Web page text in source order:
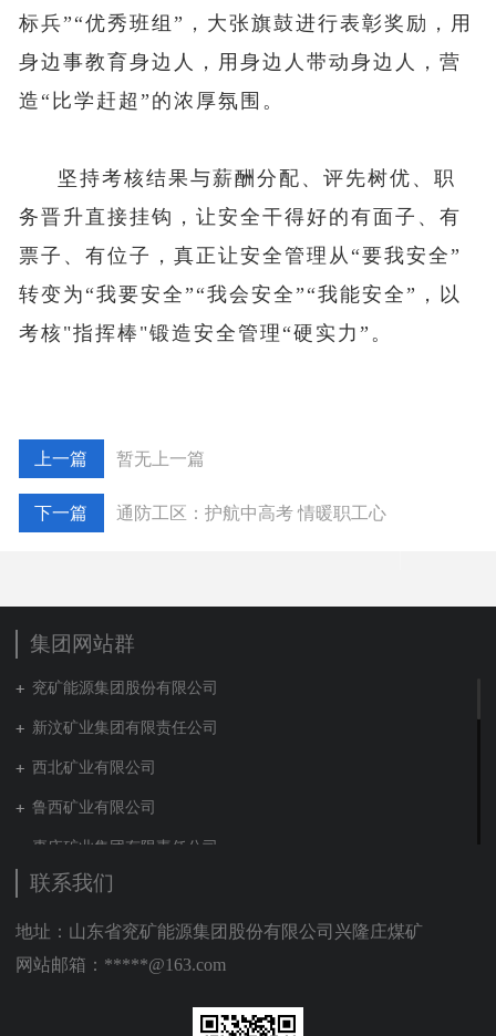
标兵”“优秀班组”，大张旗鼓进行表彰奖励，用
身边事教育身边人，用身边人带动身边人，营
造“比学赶超”的浓厚氛围。
坚持考核结果与薪酬分配、评先树优、职
务晋升直接挂钩，让安全干得好的有面子、有
票子、有位子，真正让安全管理从“要我安全”
转变为“我要安全”“我会安全”“我能安全”，以
考核"指挥棒"锻造安全管理“硬实力”。
暂无上一篇
通防工区：护航中高考 情暖职工心
集团网站群
兖矿能源集团股份有限公司
新汶矿业集团有限责任公司
西北矿业有限公司
鲁西矿业有限公司
枣庄矿业集团有限责任公司
兖矿新疆能化有限公司
山东泰山地勘集团
新能源集团有限公司
联系我们
地址：山东省兖矿能源集团股份有限公司兴隆庄煤矿
网站邮箱：*****@163.com